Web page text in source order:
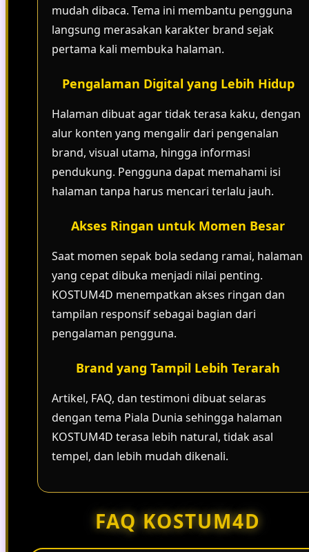
mudah dibaca. Tema ini membantu pengguna
langsung merasakan karakter brand sejak
pertama kali membuka halaman.
Pengalaman Digital yang Lebih Hidup
Halaman dibuat agar tidak terasa kaku, dengan
alur konten yang mengalir dari pengenalan
brand, visual utama, hingga informasi
pendukung. Pengguna dapat memahami isi
halaman tanpa harus mencari terlalu jauh.
Akses Ringan untuk Momen Besar
Saat momen sepak bola sedang ramai, halaman
yang cepat dibuka menjadi nilai penting.
KOSTUM4D menempatkan akses ringan dan
tampilan responsif sebagai bagian dari
pengalaman pengguna.
Brand yang Tampil Lebih Terarah
Artikel, FAQ, dan testimoni dibuat selaras
dengan tema Piala Dunia sehingga halaman
KOSTUM4D terasa lebih natural, tidak asal
tempel, dan lebih mudah dikenali.
FAQ KOSTUM4D